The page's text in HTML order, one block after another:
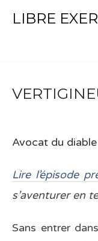
LIBRE
Avocat du
Lire l’épisode
s’aventurer en
Sans entrer